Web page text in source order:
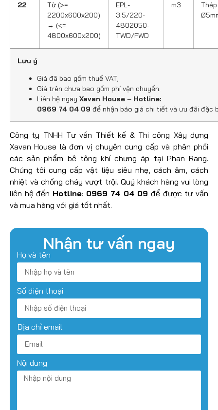
22
Từ (>=
2200x600x200)
→ (<=
4800x600x200)
EPL-
3.5/220-
4802050-
TWD/FWD
m3
Thép
Lưu ý
Giá đã bao gồm thuế VAT;
Giá trên chưa bao gồm phí vận chuyển.
Liên hệ ngay Xavan House – Hotline:
0969 74 04 09 để nhận báo giá chi tiết và ưu đãi đặc
Công ty TNHH Tư vấn Thiết kế & Thi công Xây dựng
Xavan House là đơn vị chuyên cung cấp và phân phối
các sản phẩm bê tông khí chưng áp tại Phan Rang.
Chúng tôi cung cấp vật liệu siêu nhẹ, cách âm, cách
nhiệt và chống cháy vượt trội. Quý khách hàng vui lòng
liên hệ đến Hotline: 0969 74 04 09 để được tư vấn
và mua hàng với giá tốt nhất.
Nhận tư vấn ngay
Họ và tên
Số điện thoại
Địa chỉ email
Nội dung